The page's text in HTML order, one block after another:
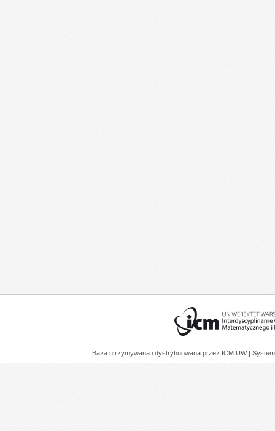
Baza utrzymywana i dystrybuowana przez ICM UW |